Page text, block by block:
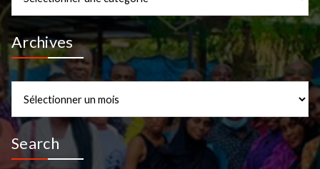
Archives
Search